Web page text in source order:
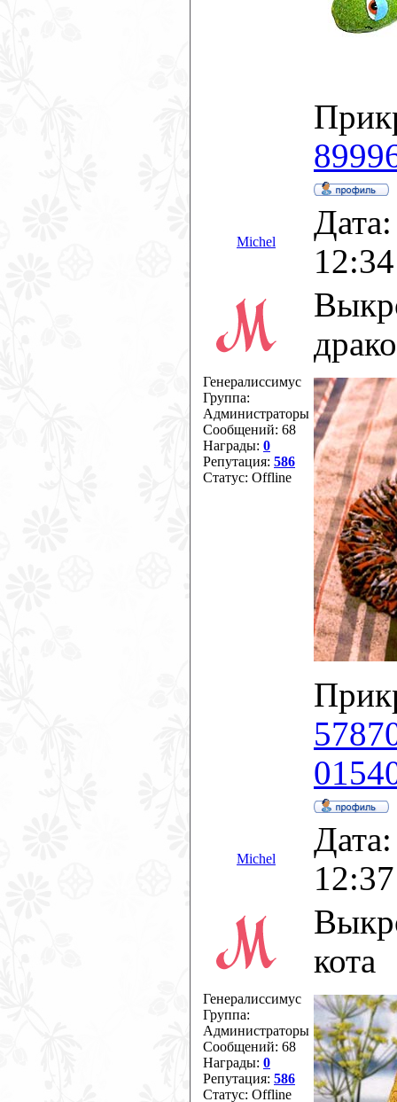
Michel
Генералиссимус
Группа:
Администраторы
Сообщений: 68
Награды: 0
Репутация: 586
Статус: Offline
Michel
Генералиссимус
Группа:
Администраторы
Сообщений: 68
Награды: 0
Репутация: 586
Статус: Offline
кота